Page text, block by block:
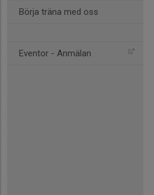
Börja träna med oss
Eventor - Anmälan